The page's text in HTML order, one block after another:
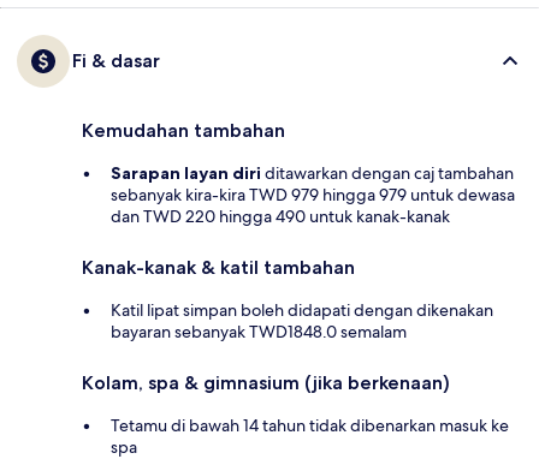
Fi & dasar
Kemudahan tambahan
Sarapan layan diri ditawarkan dengan caj tambahan
sebanyak kira-kira TWD 979 hingga 979 untuk dewasa
dan TWD 220 hingga 490 untuk kanak-kanak
Kanak-kanak & katil tambahan
Katil lipat simpan boleh didapati dengan dikenakan
bayaran sebanyak TWD1848.0 semalam
Kolam, spa & gimnasium (jika berkenaan)
Tetamu di bawah 14 tahun tidak dibenarkan masuk ke
spa